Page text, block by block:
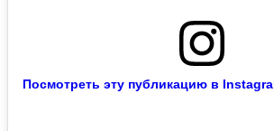
Посмотреть эту публикацию в